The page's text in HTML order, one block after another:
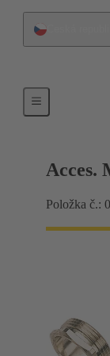
Kabelové
Acces.
Položka č.: